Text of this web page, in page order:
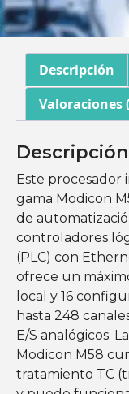
Descripción
Valoraciones
Descripción
Este procesador
gama Modicon
de
controladores
(PLC) con
ofrece un
local y 16
hasta 248
E/S analógicos.
Modicon M58
tratamiento TC